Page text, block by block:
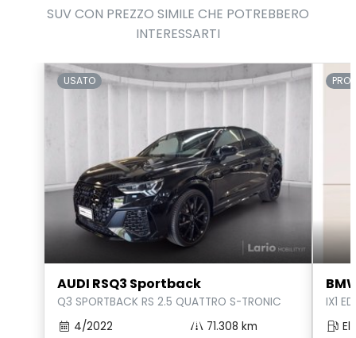
SUV CON PREZZO SIMILE CHE POTREBBERO
INTERESSARTI
USATO
AUDI RSQ3 Sportback
Q3 SPORTBACK RS 2.5 QUATTRO S-TRONIC
4/2022
71.308 km
IX1